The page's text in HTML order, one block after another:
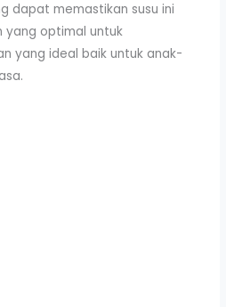
dapat memastikan susu ini
yang optimal untuk
yang ideal baik untuk anak-